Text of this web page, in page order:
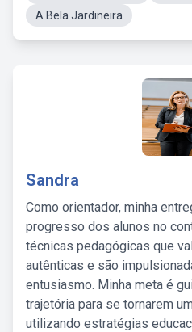
A Bela Jardineira
Sandra
Como orientador, minha
progresso dos alunos no
técnicas pedagógicas que
autênticas e são
entusiasmo. Minha meta é
trajetória para se tornarem
utilizando estratégias